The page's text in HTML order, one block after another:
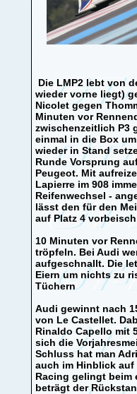
Die LMP2 lebt von
wieder vorne liegt)
Nicolet gegen
Minuten vor
zwischenzeitlich P3
einmal in die Box
wieder in Stand
Runde Vorsprung
Peugeot. Mit
Lapierre im 908
Reifenwechsel -
lässt den für den
auf Platz 4
10 Minuten vor
tröpfeln. Bei Audi
aufgeschnallt. Die
Eiern um nichts zu
Tüchern
Audi gewinnt nach
von Le Castellet.
Rinaldo Capello mit
sich die
Schluss hat man
auch im Hinblick auf
Racing gelingt beim
beträgt der